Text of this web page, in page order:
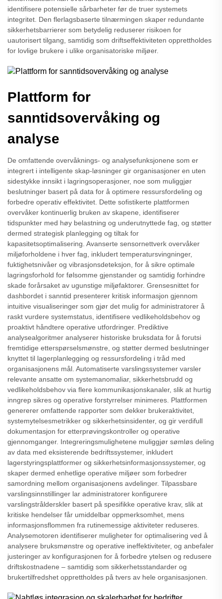
identifisere potensielle sårbarheter før de truer systemets
integritet. Den flerlagsbaserte tilnærmingen skaper redundante
sikkerhetsbarrierer som betydelig reduserer risikoen for
uautorisert tilgang, samtidig som driftseffektiviteten opprettholdes
for lovlige brukere i ulike organisatoriske miljøer.
Plattform for
sanntidsovervåking og
analyse
De omfattende overvåknings- og analysefunksjonene som er
integrert i intelligente skap-løsninger gir organisasjoner en uten
sidestykke innsikt i lagringsoperasjoner, noe som muliggjør
beslutninger basert på data for å optimere ressursfordeling og
forbedre operativ effektivitet. Dette sofistikerte plattformen
overvåker kontinuerlig bruken av skapene, identifiserer
tidspunkter med høy belastning og underutnyttede fag, og støtter
dermed strategisk planlegging og tiltak for
kapasitetsoptimalisering. Avanserte sensornettverk overvåker
miljøforholdene i hver fag, inkludert temperatursvingninger,
fuktighetsnivåer og vibrasjonsdeteksjon, for å sikre optimale
lagringsforhold for følsomme gjenstander og samtidig forhindre
skade forårsaket av ugunstige miljøfaktorer. Grensesnittet for
dashbordet i sanntid presenterer kritisk informasjon gjennom
intuitive visualiseringer som gjør det mulig for administratorer å
raskt vurdere systemstatus, identifisere vedlikeholdsbehov og
proaktivt håndtere operative utfordringer. Prediktive
analysealgoritmer analyserer historiske bruksdata for å forutsi
fremtidige etterspørselsmønstre, og støtter dermed beslutninger
knyttet til lagerplanlegging og ressursfordeling i tråd med
organisasjonens mål. Automatiserte varslingssystemer varsler
relevante ansatte om systemanomaliar, sikkerhetsbrudd og
vedlikeholdsbehov via flere kommunikasjonskanaler, slik at hurtig
inngrep sikres og operative forstyrrelser minimeres. Plattformen
genererer omfattende rapporter som dekker brukeraktivitet,
systemytelsesmetrikker og sikkerhetsinsidenter, og gir verdifull
dokumentasjon for etterprøvingskontroller og operative
gjennomganger. Integreringsmulighetene muliggjør sømløs deling
av data med eksisterende bedriftssystemer, inkludert
lagerstyringsplattformer og sikkerhetsinformasjonssystemer, og
skaper dermed enhetlige operative miljøer som forbedrer
samordning mellom organisasjonens avdelinger. Tilpassbare
varslingsinnstillinger lar administratorer konfigurere
varslingstrålderskler basert på spesifikke operative krav, slik at
kritiske hendelser får umiddelbar oppmerksomhet, mens
informasjonsflommen fra rutinemessige aktiviteter reduseres.
Analysemotoren identifiserer muligheter for optimalisering ved å
analysere bruksmønstre og operative ineffektiviteter, og anbefaler
justeringer av konfigurasjonen for å forbedre ytelsen og redusere
driftskostnadene – samtidig som sikkerhetsstandarder og
brukertilfredshet opprettholdes på tvers av hele organisasjonen.